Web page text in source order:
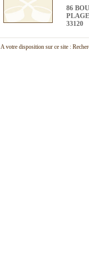
86
PLAGE
33120
A votre disposition sur ce site :